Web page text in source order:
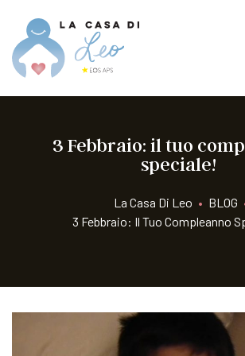
3 Febbraio: il tuo
speciale!
La Casa Di Leo • BLOG
3 Febbraio: Il Tuo Compleanno